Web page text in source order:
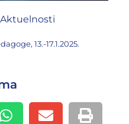
Aktuelnosti
13.-17.1.2025.